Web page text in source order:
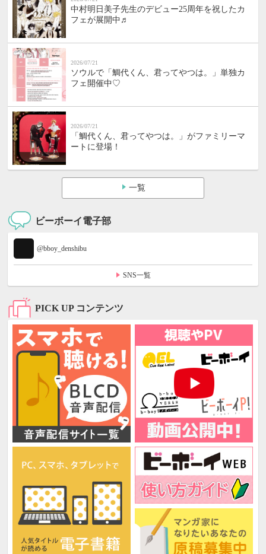
中村明日美子先生のデビュー25周年を祝したカ
フェが展開中♬
2026/07/21
ソウルで「鯛代くん、君ってやつは。」単独カ
フェ開催中♡
2026/07/21
「鯛代くん、君ってやつは。」がファミリーマ
ートに登場！
一覧
ビーボーイ電子部
@bboy_denshibu
SNS一覧
PICK UP コンテンツ